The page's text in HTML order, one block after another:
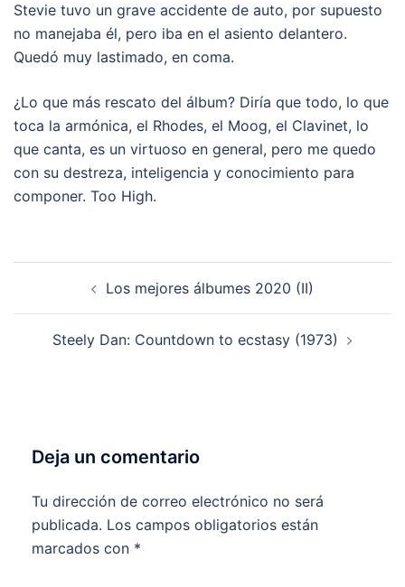
Stevie tuvo un grave accidente de auto, por supuesto
no manejaba él, pero iba en el asiento delantero.
Quedó muy lastimado, en coma.
¿Lo que más rescato del álbum? Diría que todo, lo que
toca la armónica, el Rhodes, el Moog, el Clavinet, lo
que canta, es un virtuoso en general, pero me quedo
con su destreza, inteligencia y conocimiento para
componer. Too High.
Los mejores álbumes 2020 (II)
Steely Dan: Countdown to ecstasy (1973)
Deja un comentario
Tu dirección de correo electrónico no será
publicada. Los campos obligatorios están
marcados con *